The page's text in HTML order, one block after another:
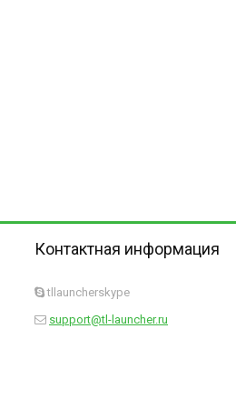
Контактная информация
tllauncherskype
support@tl-launcher.ru